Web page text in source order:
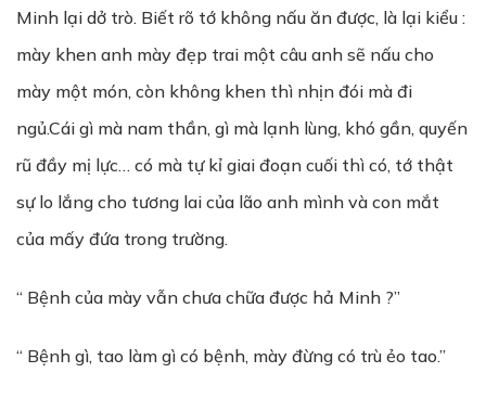
Minh lại dở trò. Biết rõ tớ không nấu ăn được, là lại kiểu :
mày khen anh mày đẹp trai một câu anh sẽ nấu cho
mày một món, còn không khen thì nhịn đói mà đi
ngủ.Cái gì mà nam thần, gì mà lạnh lùng, khó gần, quyến
rũ đầy mị lực… có mà tự kỉ giai đoạn cuối thì có, tớ thật
sự lo lắng cho tương lai của lão anh mình và con mắt
của mấy đứa trong trường.
“ Bệnh của mày vẫn chưa chữa được hả Minh ?”
“ Bệnh gì, tao làm gì có bệnh, mày đừng có trù ẻo tao.”